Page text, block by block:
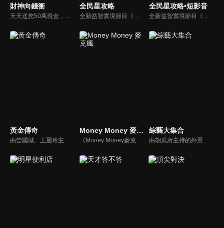
財神向錢衝
天天送您50萬現金，還有汽車大獎！不考智力、體力，挑戰家人、同事、同學、朋友互相了解的成渡和共同生活經驗。快來參加《財神向前衝》大獎通通送給您。
全民星攻略
全新益智實境節目《全民星攻略》，由館長曾國城擔任把關者，考驗著每個來挑戰九宮格益智遊戲藝人明星。想要攻略九宮格關卡，透過創意聯想、邏輯推理、理想分析，才有機會獲取智慧星幣，帶走夢幻大獎。
全民星攻略•短影音
全新益智實境節目《全民星攻略》，由館長曾國城擔任把關者，考驗著每個來挑戰九宮格益智遊戲藝人明星。想要攻略九宮格關卡，透過創意聯想、邏輯推理、理想分析，才有機會獲取智慧星幣，帶走夢幻大獎。
黃金傳奇
由曾國城、王麗玲主持，許多人記憶中的經典外景綜藝節目之一。每次闖關成功的隊伍，可獲得藏寶圖；拼湊出完整藏寶圖者，可憑著藏寶圖提示至寶箱放置處；最後以正確寶箱之正確答案鑰匙開啟成功者，除隊長本身外的每位參賽者，即可獲得價值新台幣5萬元之黃金金牌。
Money Money 麥克瘋
《Money Money麥克瘋》節目強調不比音準、不比音色，也不比外型、外貌、氣質、長相等如何，只強調只要歌詞記得牢，就可以參加比賽。
綜藝大集合
由胡瓜所主持的外景綜藝節目，秉持著「幸福好運到，獎金送夠夠」的精神，和眾多藝人與鄉親同樂玩遊戲拿獎金，介紹各地的人文、美食、特產等，提供豐富多元的內容，不間斷的笑料，讓您忘卻一切煩惱、開懷大笑。